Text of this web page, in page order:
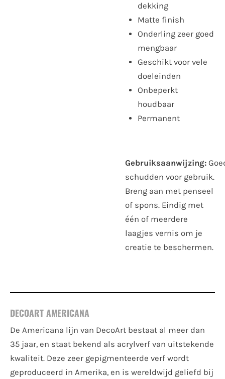
dekking
Matte finish
Onderling zeer goed
mengbaar
Geschikt voor vele
doeleinden
Onbeperkt
houdbaar
Permanent
Gebruiksaanwijzing:
schudden voor gebruik.
Breng aan met penseel
of spons. Eindig met
één of meerdere
laagjes vernis om je
creatie te beschermen.
DECOART AMERICANA
De Americana lijn van DecoArt bestaat al meer dan
35 jaar, en staat bekend als acrylverf van uitstekende
kwaliteit. Deze zeer gepigmenteerde verf wordt
geproduceerd in Amerika, en is wereldwijd geliefd bij